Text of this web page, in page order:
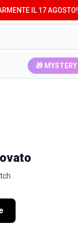
IL 17 AGOSTO!
🎁 MYSTERY